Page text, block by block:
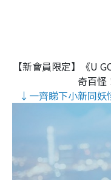
【新會員限定】《U
奇百怪
↓一齊睇下小新同妖